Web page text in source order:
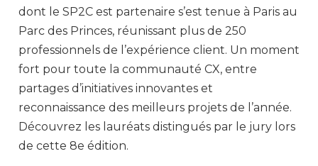
dont le SP2C est partenaire s’est tenue à Paris au
Parc des Princes, réunissant plus de 250
professionnels de l’expérience client. Un moment
fort pour toute la communauté CX, entre
partages d’initiatives innovantes et
reconnaissance des meilleurs projets de l’année.
Découvrez les lauréats distingués par le jury lors
de cette 8e édition.